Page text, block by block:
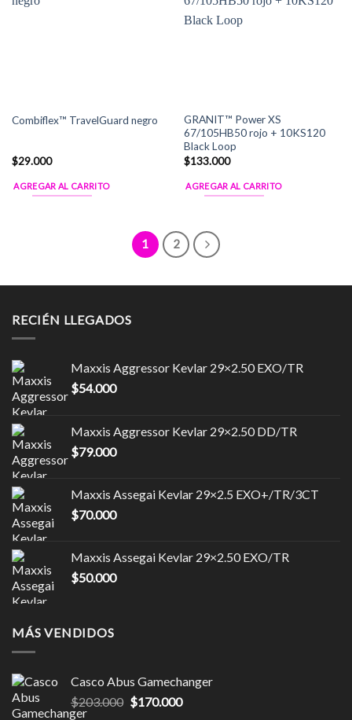
Combiflex™ TravelGuard negro
$29.000
AGREGAR AL CARRITO
GRANIT™ Power XS
67/105HB50 rojo + 10KS120
Black Loop
$133.000
AGREGAR AL CARRITO
1 2
RECIÉN LLEGADOS
Maxxis Aggressor Kevlar 29×2.50 EXO/TR
$54.000
Maxxis Aggressor Kevlar 29×2.50 DD/TR
$79.000
Maxxis Assegai Kevlar 29×2.5 EXO+/TR/3CT
$70.000
Maxxis Assegai Kevlar 29×2.50 EXO/TR
$50.000
MÁS VENDIDOS
Casco Abus Gamechanger
$203.000 El
$170.000El